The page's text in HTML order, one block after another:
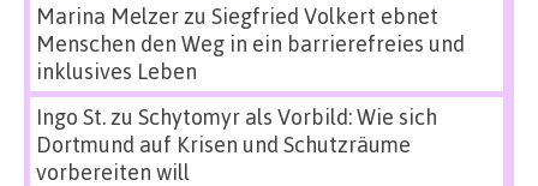
Marina Melzerzu Siegfried Volkert ebnet
Menschen den Weg in ein barrierefreies und
inklusives Leben
Ingo St.zu Schytomyr als Vorbild: Wie sich
Dortmund auf Krisen und Schutzräume
vorbereiten will